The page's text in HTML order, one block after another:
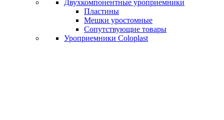
Двухкомпонентные уроприемники
Пластины
Мешки уростомные
Сопутствующие товары
Уроприемники Coloplast